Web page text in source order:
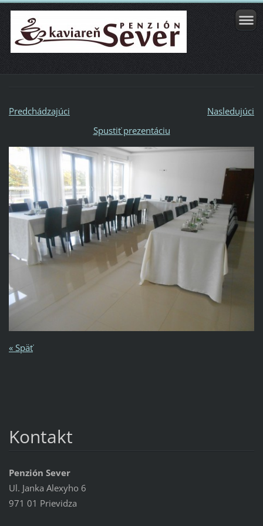
Predchádzajúci
Nasledujúci
Spustiť prezentáciu
« Späť
Kontakt
Penzión Sever
Ul. Janka Alexyho 6
971 01 Prievidza